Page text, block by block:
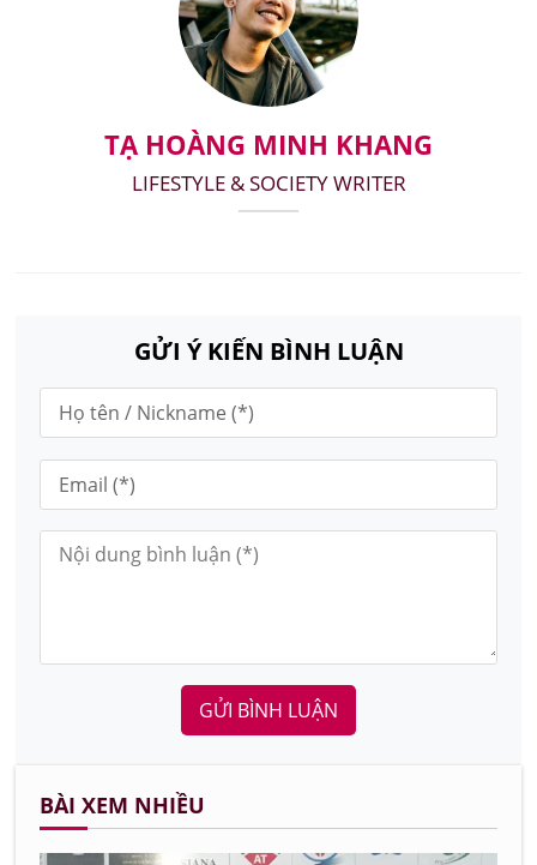
TẠ HOÀNG MINH KHANG
LIFESTYLE & SOCIETY WRITER
GỬI Ý KIẾN BÌNH LUẬN
GỬI BÌNH LUẬN
BÀI XEM NHIỀU